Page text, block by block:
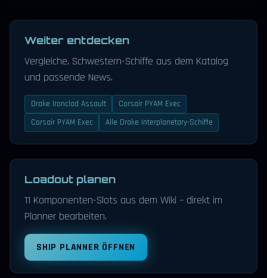
Weiter entdecken
Vergleiche, Schwestern-Schiffe aus dem Katalog
und passende News.
Drake Ironclad Assault
Corsair PYAM Exec
Corsair PYAM Exec
Alle Drake Interplanetary-Schiffe
Loadout planen
11 Komponenten-Slots aus dem Wiki – direkt im
Planner bearbeiten.
SHIP PLANNER ÖFFNEN